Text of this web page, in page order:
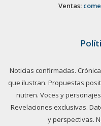
Ventas:
Noticias confirmadas.
que ilustran. Propuestas
nutren. Voces y
Revelaciones exclusivas.
y perspectivas.